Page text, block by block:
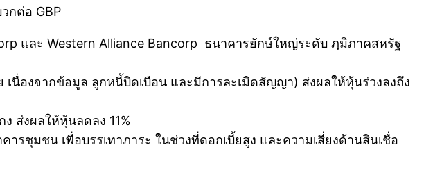
กต่อ GBP
และ Western Alliance Bancorp ธนาคารยักษ์ใหญ่ระดับ ภฺมิภาคสหรัฐ
นื่องจากข้อมูล ลูกหนี้บิดเบือน และมีการละเมิดสัญญา) ส่งผลให้หุ้นร่วงลงถึง
ส่งผลให้หุ้นลดลง 11%
ชุมชน เพื่อบรรเทาภาระ ในช่วงที่ดอกเบี้ยสูง และความเสี่ยงด้านสินเชื่อ